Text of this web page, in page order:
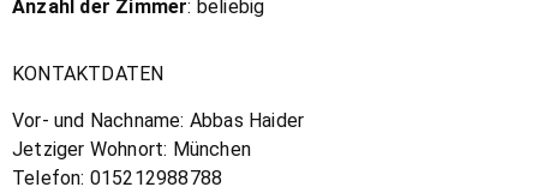
Anzahl der Zimmer: beliebig
KONTAKTDATEN
Vor- und Nachname: Abbas Haider
Jetziger Wohnort: München
Telefon: 015212988788